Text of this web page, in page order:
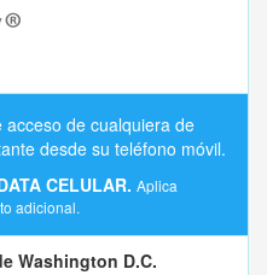
de cualquiera de
desde su teléfono móvil.
CELULAR. Aplica
adicional.
Washington D.C.